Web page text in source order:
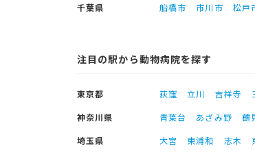
千葉県
船橋市 市川市 松戸
注目の駅から動物病院を探す
東京都 荻窪 立川 吉祥寺
神奈川県
青葉台 あざみ野 鶴
埼玉県
大宮 東浦和 志木